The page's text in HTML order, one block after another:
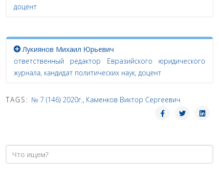
доцент
Лукиянов Михаил Юрьевич
ответственный редактор Евразийского юридического
журнала, кандидат политических наук, доцент
TAGS: № 7 (146) 2020г., Каменков Виктор Сергеевич